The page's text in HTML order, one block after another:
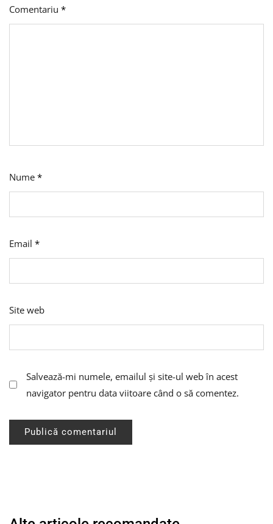
Comentariu *
Nume *
Email *
Site web
Salvează-mi numele, emailul și site-ul web în acest
navigator pentru data viitoare când o să comentez.